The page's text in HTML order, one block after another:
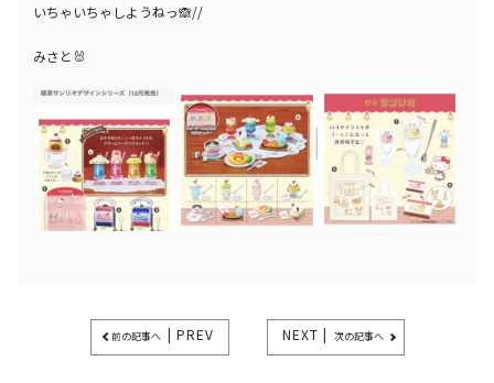
いちゃいちゃしようねっ🙈//
みさと🐰
前の記事へ | PREV NEXT | 次の記事へ